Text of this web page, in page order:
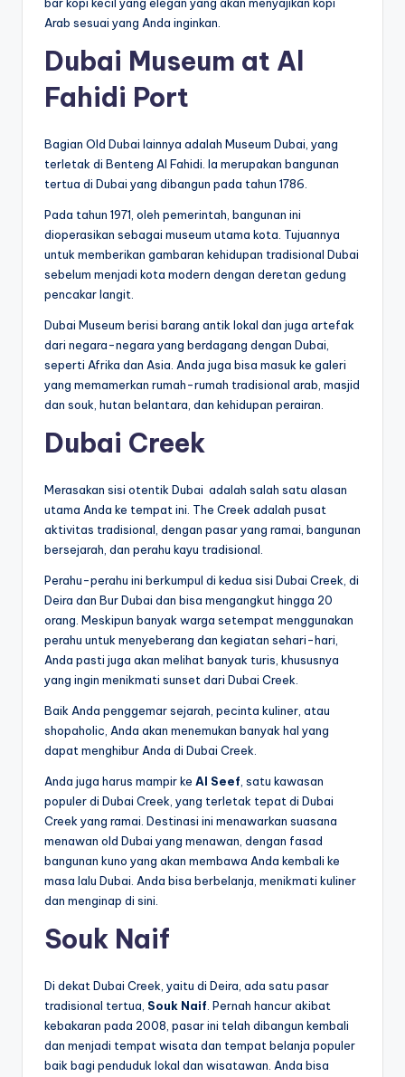
bar kopi kecil yang elegan yang akan menyajikan kopi
Arab sesuai yang Anda inginkan.
Dubai Museum at Al
Fahidi Port
Bagian Old Dubai lainnya adalah Museum Dubai, yang
terletak di Benteng Al Fahidi. Ia merupakan bangunan
tertua di Dubai yang dibangun pada tahun 1786.
Pada tahun 1971, oleh pemerintah, bangunan ini
dioperasikan sebagai museum utama kota. Tujuannya
untuk memberikan gambaran kehidupan tradisional Dubai
sebelum menjadi kota modern dengan deretan gedung
pencakar langit.
Dubai Museum berisi barang antik lokal dan juga artefak
dari negara-negara yang berdagang dengan Dubai,
seperti Afrika dan Asia. Anda juga bisa masuk ke galeri
yang memamerkan rumah-rumah tradisional arab, masjid
dan souk, hutan belantara, dan kehidupan perairan.
Dubai Creek
Merasakan sisi otentik Dubai adalah salah satu alasan
utama Anda ke tempat ini. The Creek adalah pusat
aktivitas tradisional, dengan pasar yang ramai, bangunan
bersejarah, dan perahu kayu tradisional.
Perahu-perahu ini berkumpul di kedua sisi Dubai Creek, di
Deira dan Bur Dubai dan bisa mengangkut hingga 20
orang. Meskipun banyak warga setempat menggunakan
perahu untuk menyeberang dan kegiatan sehari-hari,
Anda pasti juga akan melihat banyak turis, khususnya
yang ingin menikmati sunset dari Dubai Creek.
Baik Anda penggemar sejarah, pecinta kuliner, atau
shopaholic, Anda akan menemukan banyak hal yang
dapat menghibur Anda di Dubai Creek.
Anda juga harus mampir ke Al Seef, satu kawasan
populer di Dubai Creek, yang terletak tepat di Dubai
Creek yang ramai. Destinasi ini menawarkan suasana
menawan old Dubai yang menawan, dengan fasad
bangunan kuno yang akan membawa Anda kembali ke
masa lalu Dubai. Anda bisa berbelanja, menikmati kuliner
dan menginap di sini.
Souk Naif
Di dekat Dubai Creek, yaitu di Deira, ada satu pasar
tradisional tertua, Souk Naif. Pernah hancur akibat
kebakaran pada 2008, pasar ini telah dibangun kembali
dan menjadi tempat wisata dan tempat belanja populer
baik bagi penduduk lokal dan wisatawan. Anda bisa